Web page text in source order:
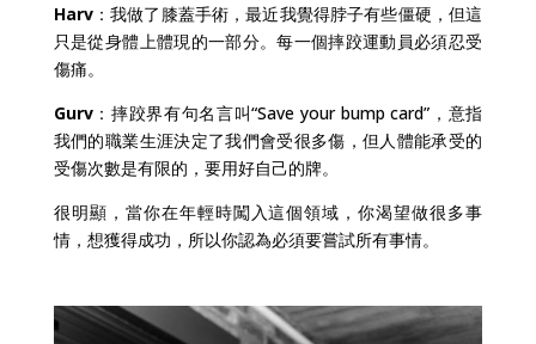
Harv：我做了膝蓋手術，最近我覺得脖子有些僵硬，但這
只是從身體上體現的一部分。每一個摔跤運動員必須忍受
傷痛。
Gurv：摔跤界有句名言叫“Save your bump card”，意指
我們的職業生涯決定了我們會受很多傷，但人體能承受的
受傷次數是有限的，要用好自己的牌。
很明顯，當你在年輕時闖入這個領域，你渴望做很多事
情，想獲得成功，所以你認為必須要嘗試所有事情。